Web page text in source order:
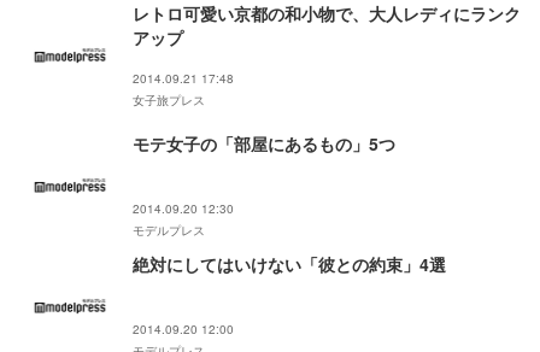
レトロ可愛い京都の和小物で、大人レディにランク
アップ
2014.09.21 17:48
女子旅プレス
モテ女子の「部屋にあるもの」5つ
2014.09.20 12:30
モデルプレス
絶対にしてはいけない「彼との約束」4選
2014.09.20 12:00